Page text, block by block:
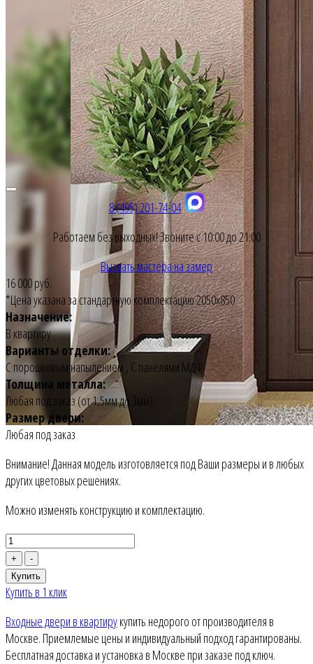
8 (495) 201-74-04
Работаем без выходных! Звоните с 10:00 до 21:00
Вызвать мастера на замер
16 000 руб.
*Цена указана за стандартную комплектацию 2050х850
Назначение:
В квартиру
Варианты отделки:
С порошковым напылением , С панелями МДФ
Толщина металла:
Любая под заказ (от 1,5мм до 3мм)
Размер двери:
Любая под заказ
Внимание! Данная модель изготовляется под Ваши размеры и в любых
других цветовых решениях.
Можно изменять конструкцию и комплектацию.
+
-
Купить
Купить в 1 клик
Входные двери в квартирукупить недорого от производителя в
Москве. Приемлемые цены и индивидуальный подход гарантированы.
Бесплатная доставка и установка в Москве при заказе под ключ.